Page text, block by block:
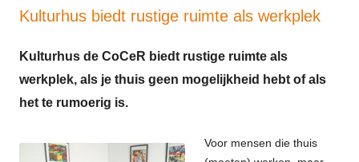
Kulturhus biedt rustige ruimte als werkplek
Kulturhus de CoCeR biedt rustige ruimte als
werkplek, als je thuis geen mogelijkheid hebt of als
het te rumoerig is.
Voor mensen die thuis